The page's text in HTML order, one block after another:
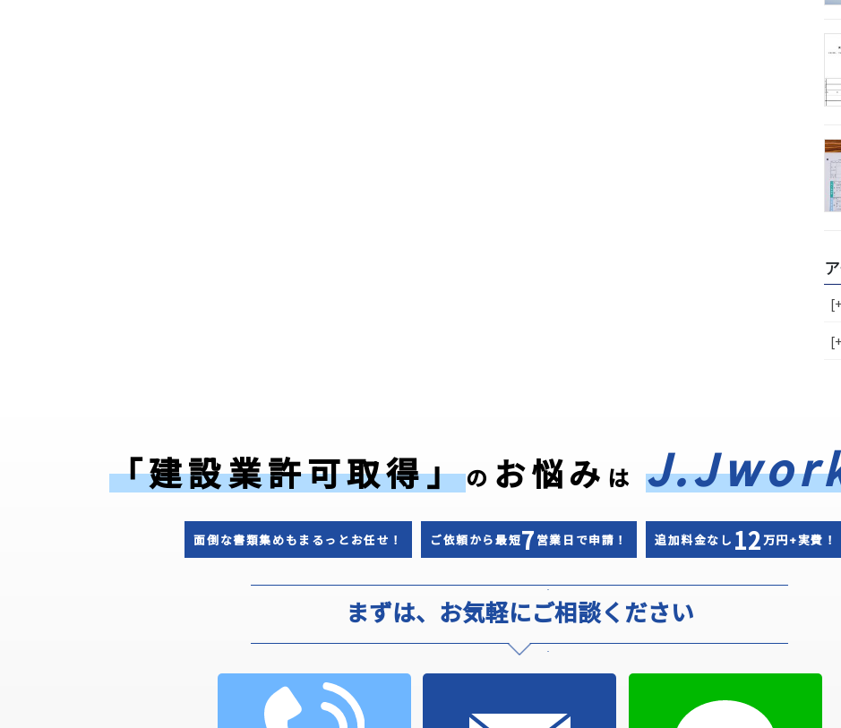
「建設業許可取得」の お悩み は
面倒な書類集めもまるっとお任せ！ ご依頼から最短7 営業日で申請！ 追加料金なし 12万円+実費！
まずは、お気軽にご相談ください